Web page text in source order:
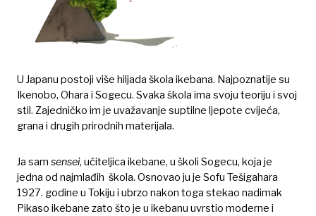
U Japanu postoji više hiljada škola ikebana. Najpoznatije su
Ikenobo, Ohara i Sogecu. Svaka škola ima svoju teoriju i svoj
stil. Zajedničko im je uvažavanje suptilne ljepote cvijeća,
grana i drugih prirodnih materijala.
Ja sam sensei, učiteljica ikebane, u školi Sogecu, koja je
jedna od najmlađih škola. Osnovao ju je Sofu Tešigahara
1927. godine u Tokiju i ubrzo nakon toga stekao nadimak
Pikaso ikebane zato što je u ikebanu uvrstio moderne i